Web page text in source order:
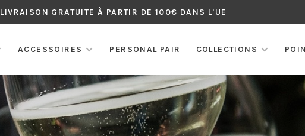
LIVRAISON GRATUITE À PARTIR DE 100€ DANS L'UE
ACCESSOIRES PERSONAL PAIR COLLECTIONS